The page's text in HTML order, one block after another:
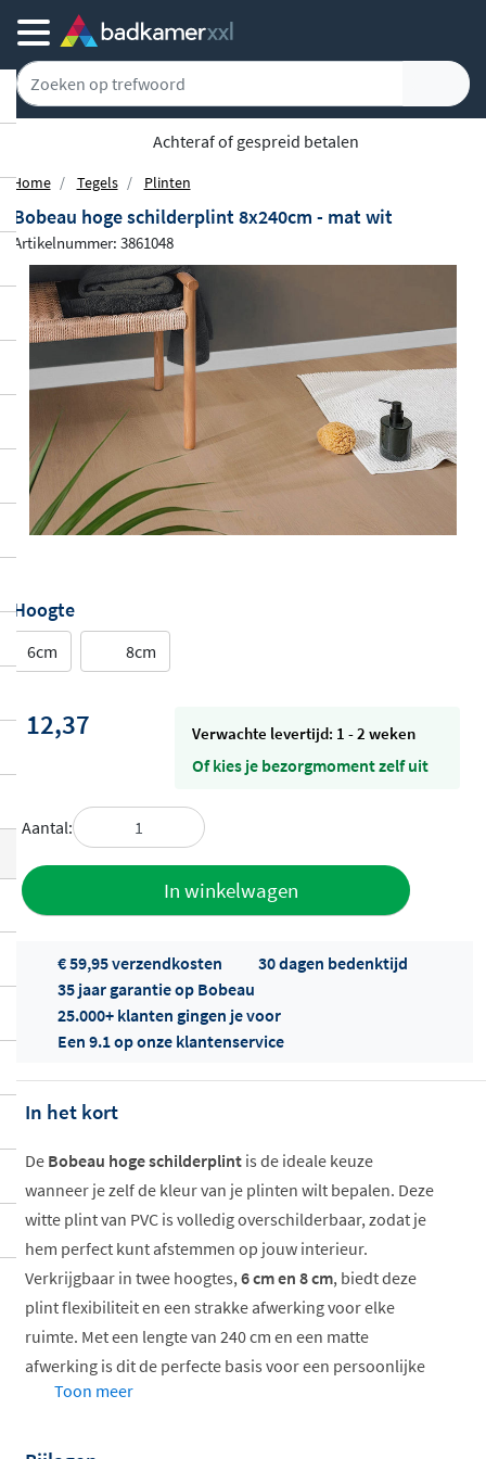
Gratis bezorgd vanaf 100,-
Home Tegels Plinten
Bobeau hoge schilderplint 8x240cm - mat wit
Artikelnummer: 3861048
Hoogte
6cm 8cm
12,37 Verwachte levertijd: 1 - 2 weken
Of kies je bezorgmoment zelf uit
Aantal:
In winkelwagen
Offertes
€ 59,95 verzendkosten
30 dagen bedenktijd
35 jaar garantie op Bobeau
25.000+ klanten gingen je voor
Een 9.1 op onze klantenservice
In het kort
De Bobeau hoge schilderplint is de ideale keuze
wanneer je zelf de kleur van je plinten wilt bepalen. Deze
witte plint van PVC is volledig overschilderbaar, zodat je
hem perfect kunt afstemmen op jouw interieur.
Verkrijgbaar in twee hoogtes,6 cm en 8 cm, biedt deze
plint flexibiliteit en een strakke afwerking voor elke
ruimte. Met een lengte van 240 cm en een matte
afwerking is dit de perfecte basis voor een persoonlijke
touch.Toon meer